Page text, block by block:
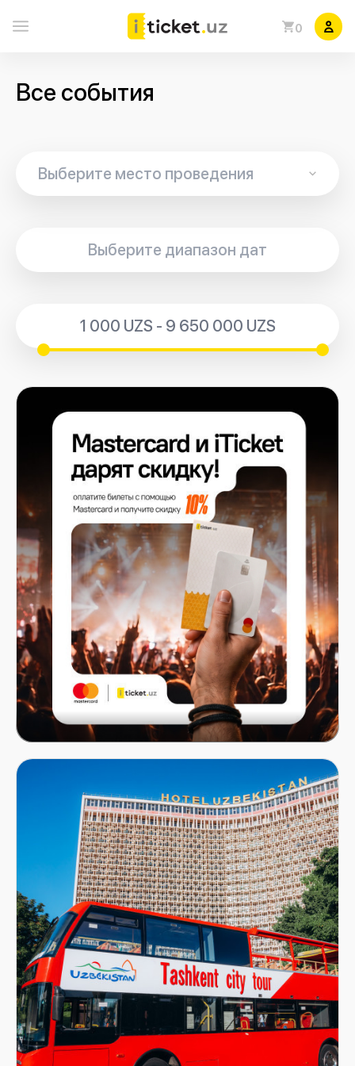
0
Все события
1 000 UZS - 9 650 000 UZS
Mastercard x ITICKET.UZ